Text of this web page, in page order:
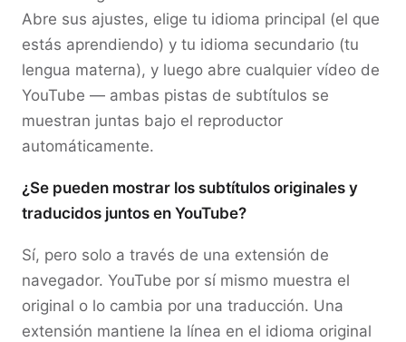
Abre sus ajustes, elige tu idioma principal (el que
estás aprendiendo) y tu idioma secundario (tu
lengua materna), y luego abre cualquier vídeo de
YouTube — ambas pistas de subtítulos se
muestran juntas bajo el reproductor
automáticamente.
¿Se pueden mostrar los subtítulos originales y
traducidos juntos en YouTube?
Sí, pero solo a través de una extensión de
navegador. YouTube por sí mismo muestra el
original o lo cambia por una traducción. Una
extensión mantiene la línea en el idioma original